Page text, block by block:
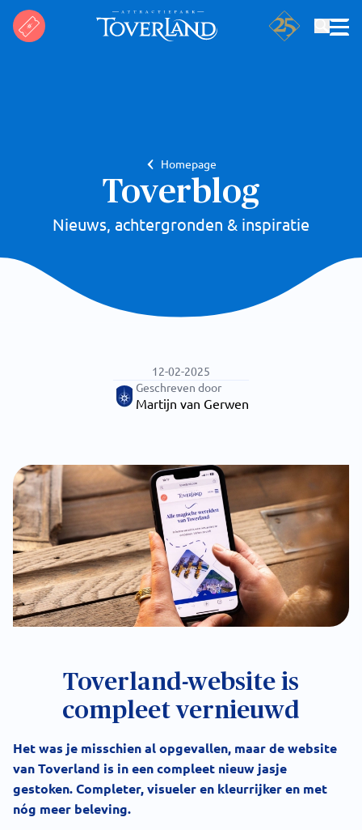
Homepage
Toverblog
Nieuws, achtergronden & inspiratie
12-02-2025
Geschreven door
Martijn van Gerwen
Toverland-website is
compleet vernieuwd
Het was je misschien al opgevallen, maar de website
van Toverland is in een compleet nieuw jasje
gestoken. Completer, visueler en kleurrijker en met
nóg meer beleving.